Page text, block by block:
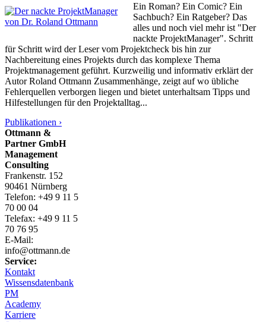
Ein Roman? Ein Comic? Ein
Sachbuch? Ein Ratgeber? Das
alles und noch viel mehr ist "Der
nackte ProjektManager". Schritt
für Schritt wird der Leser vom Projektcheck bis hin zur
Nachbereitung eines Projekts durch das komplexe Thema
Projektmanagement geführt. Kurzweilig und informativ erklärt der
Autor Roland Ottmann Zusammenhänge, zeigt auf wo übliche
Fehlerquellen verborgen liegen und bietet unterhaltsam Tipps und
Hilfestellungen für den Projektalltag...
Publikationen ›
Ottmann &
Partner GmbH
Management
Consulting
Frankenstr. 152
90461 Nürnberg
Telefon: +49 9 11 5
70 00 04
Telefax: +49 9 11 5
70 76 95
E-Mail:
info@ottmann.de
Service:
Kontakt
Wissensdatenbank
PM
Academy
Karriere